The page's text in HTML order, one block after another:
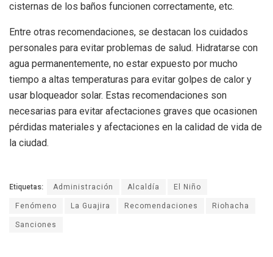
cisternas de los baños funcionen correctamente, etc.
Entre otras recomendaciones, se destacan los cuidados
personales para evitar problemas de salud. Hidratarse con
agua permanentemente, no estar expuesto por mucho
tiempo a altas temperaturas para evitar golpes de calor y
usar bloqueador solar. Estas recomendaciones son
necesarias para evitar afectaciones graves que ocasionen
pérdidas materiales y afectaciones en la calidad de vida de
la ciudad.
Etiquetas: Administración Alcaldía
El Niño
Fenómeno
La Guajira Recomendaciones
Riohacha
Sanciones